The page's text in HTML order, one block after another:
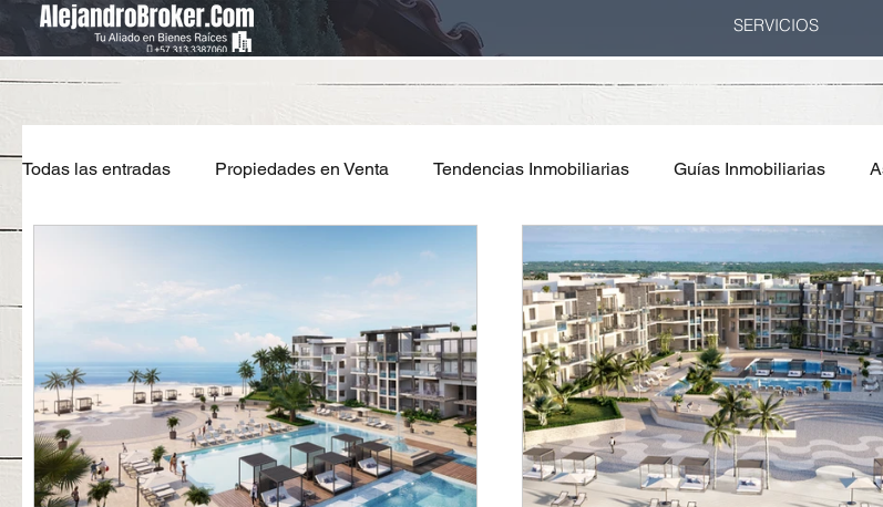
SERVICIOS
Todas las entradas Propiedades en Venta Tendencias Inmobiliarias Guías Inmobiliarias